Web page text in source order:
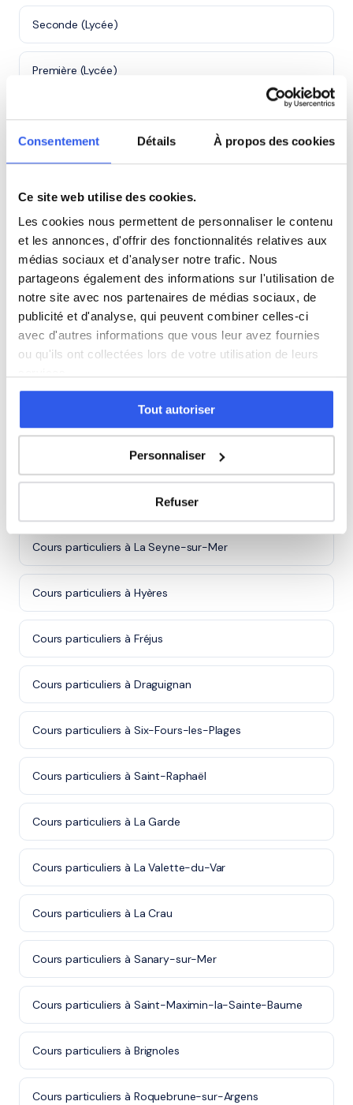
Consentement Détails À propos des cookies
Ce site web utilise des cookies.
Les cookies nous permettent de personnaliser le contenu
et les annonces, d'offrir des fonctionnalités relatives aux
médias sociaux et d'analyser notre trafic. Nous
partageons également des informations sur l'utilisation de
notre site avec nos partenaires de médias sociaux, de
publicité et d'analyse, qui peuvent combiner celles-ci
avec d'autres informations que vous leur avez fournies
ou qu'ils ont collectées lors de votre utilisation de leurs
Tout autoriser
Personnaliser
Refuser
Seconde (Lycée)
Première (Lycée)
Terminale (Lycée)
Études supérieures (Supérieur & Adultes)
⭐
438+ familles accompagnées à La Londe-les-
Maures
Note moyenne de 4.8/5. Notre organisme partenaire
Rejoindre ces familles →
Autres villes dans le 83
Cours particuliers à Toulon
Cours particuliers à La Seyne-sur-Mer
Cours particuliers à Hyères
Cours particuliers à Fréjus
Cours particuliers à Draguignan
Cours particuliers à Six-Fours-les-Plages
Cours particuliers à Saint-Raphaël
Cours particuliers à La Garde
Cours particuliers à La Valette-du-Var
Cours particuliers à La Crau
Cours particuliers à Sanary-sur-Mer
Cours particuliers à Saint-Maximin-la-Sainte-Baume
Cours particuliers à Brignoles
Cours particuliers à Roquebrune-sur-Argens